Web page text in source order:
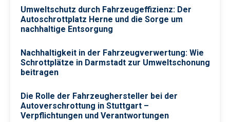
Umweltschutz durch Fahrzeugeffizienz: Der
Autoschrottplatz Herne und die Sorge um
nachhaltige Entsorgung
Nachhaltigkeit in der Fahrzeugverwertung: Wie
Schrottplätze in Darmstadt zur Umweltschonung
beitragen
Die Rolle der Fahrzeughersteller bei der
Autoverschrottung in Stuttgart –
Verpflichtungen und Verantwortungen